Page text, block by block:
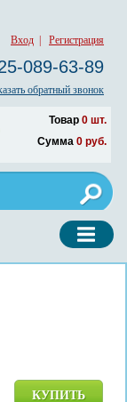
Вход Регистрация
089-63-89
обратный звонок
Товар 0 шт.
Сумма 0 руб.
КУПИТЬ